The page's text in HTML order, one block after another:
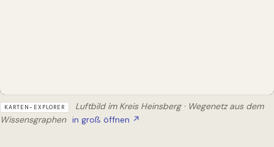
KARTEN-EXPLORER
Luftbild im Kreis Heinsberg · Wegenetz aus dem
Wissensgraphen in groß öffnen ↗